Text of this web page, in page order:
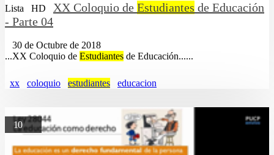
Lista HD XX Coloquio de Estudiantes de Educación
- Parte 04
30 de Octubre de 2018
...XX Coloquio de Estudiantes de Educación......
xx coloquio estudiantes educacion
10